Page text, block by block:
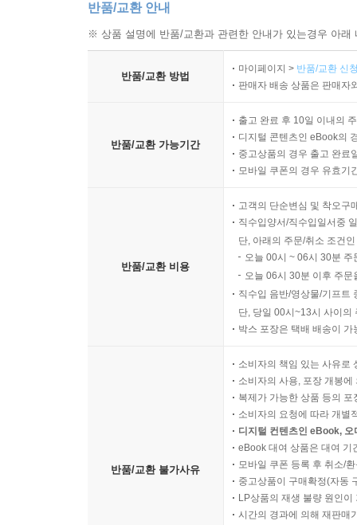
반품/교환 안내
※ 상품 설명에 반품/교환과 관련한 안내가 있는경우 아
반품/교환 방법
마이페이지 > 반품/교환 신
판매자 배송 상품은 판매자
반품/교환 가능기간
출고 완료 후 10일 이내의
디지털 콘텐츠인 eBook의
중고상품의 경우 출고 완료
모바일 쿠폰의 경우 유효기
반품/교환 비용
고객의 단순변심 및 착오구
직수입양서/직수입일서중
단, 아래의 주문/취소 조건
오늘 00시 ~ 06시 30분
오늘 06시 30분 이후 주
직수입 음반/영상물/기프트
단, 당일 00시~13시 사이의
박스 포장은 택배 배송이
반품/교환 불가사유
소비자의 책임 있는 사유로
소비자의 사용, 포장 개봉
복제가 가능한 상품 등의
소비자의 요청에 따라 개별
디지털 컨텐츠인 eBook,
eBook 대여 상품은 대여 기
모바일 쿠폰 등록 후 취소/
중고상품이 구매확정(자동
LP상품의 재생 불량 원인
시간의 경과에 의해 재판매